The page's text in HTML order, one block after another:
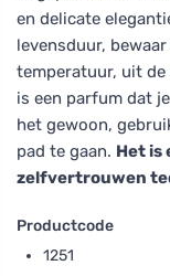
en delicate
levensduur,
temperatuur, uit
is een parfum dat
het gewoon,
pad te gaan. Het is
zelfvertrouwen
Productcode
1251